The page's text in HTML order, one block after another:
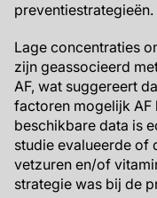
preventiestrategieën.
Lage concentraties
zijn geassocieerd
AF, wat suggereert
factoren mogelijk AF
beschikbare data is
studie evalueerde of
vetzuren en/of
strategie was bij de